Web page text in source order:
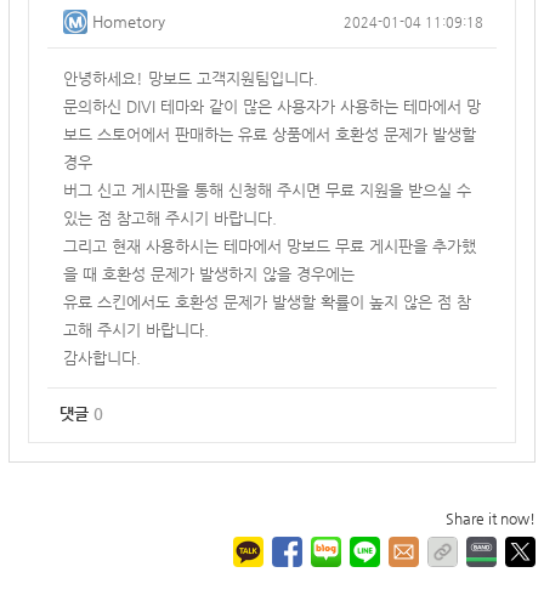
Hometory 2024-01-04 11:09:18
안녕하세요! 망보드 고객지원팀입니다.
문의하신 DIVI 테마와 같이 많은 사용자가 사용하는 테마에서 망
보드 스토어에서 판매하는 유료 상품에서 호환성 문제가 발생할
경우
버그 신고 게시판을 통해 신청해 주시면 무료 지원을 받으실 수
있는 점 참고해 주시기 바랍니다.
그리고 현재 사용하시는 테마에서 망보드 무료 게시판을 추가했
을 때 호환성 문제가 발생하지 않을 경우에는
유료 스킨에서도 호환성 문제가 발생할 확률이 높지 않은 점 참
고해 주시기 바랍니다.
감사합니다.
댓글 0
Share it now!